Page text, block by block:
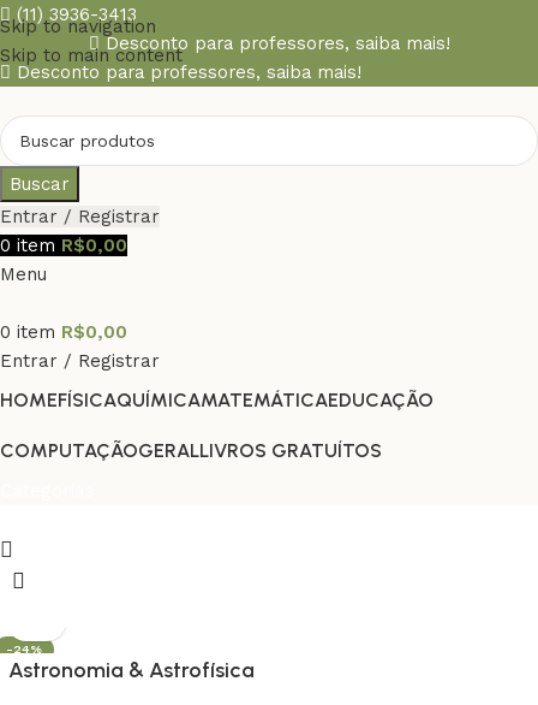
Skip to navigation
Skip to main content
(11) 3936-3413
Desconto para professores, saiba mais!
Desconto para professores, saiba mais!
Buscar
Entrar / Registrar
0 item R$0,00
Menu
0 item R$0,00
Entrar / Registrar
HOMEFÍSICAQUÍMICAMATEMÁTICAEDUCAÇÃO
COMPUTAÇÃOGERALLIVROS GRATUÍTOS
-24%
OFERTA
Astronomia & Astrofísica